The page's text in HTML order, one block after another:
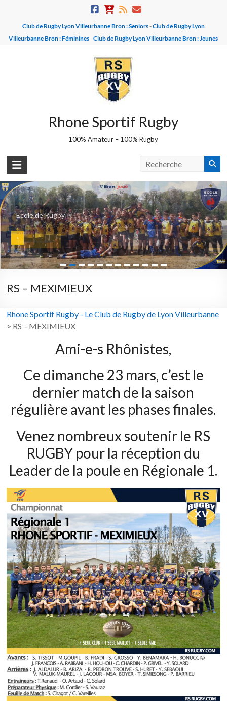
content
Club de Rugby Lyon Villeurbanne Bron : Seniors-Club de Rugby Lyon
Villeurbanne Bron : Féminines-Club de Rugby Lyon Villeurbanne Bron : Jeunes
Rhone Sportif Rugby
100% Amateur – 100% Rugby
Equipe U16 - BROZERS
Champions 2025-2026 - Vice champions 2026-2027 !
Revoir en vidéo >
Ecole de Rugby
>
RS – MEXIMIEUX
Rhone Sportif Rugby - Le Club de Rugby de Lyon Villeurbanne
> RS – MEXIMIEUX
Ami-e-s Rhônistes,
Ce dimanche 23 mars, c’est le
dernier match de la saison
régulière avant les phases finales.
Venez nombreux soutenir le RS
RUGBY pour la réception du
Leader de la poule en Régionale 1.